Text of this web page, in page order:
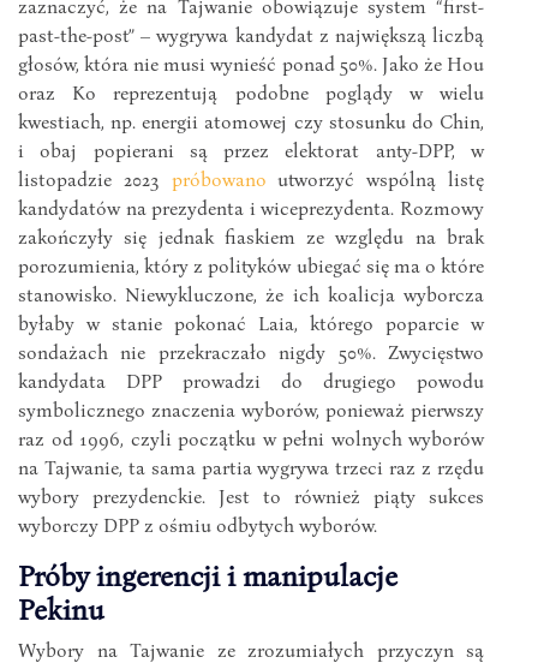
zaznaczyć, że na Tajwanie obowiązuje system “first-
past-the-post” – wygrywa kandydat z największą liczbą
głosów, która nie musi wynieść ponad 50%. Jako że Hou
oraz Ko reprezentują podobne poglądy w wielu
kwestiach, np. energii atomowej czy stosunku do Chin,
i obaj popierani są przez elektorat anty-DPP, w
listopadzie 2023 próbowano utworzyć wspólną listę
kandydatów na prezydenta i wiceprezydenta. Rozmowy
zakończyły się jednak fiaskiem ze względu na brak
porozumienia, który z polityków ubiegać się ma o które
stanowisko. Niewykluczone, że ich koalicja wyborcza
byłaby w stanie pokonać Laia, którego poparcie w
sondażach nie przekraczało nigdy 50%. Zwycięstwo
kandydata DPP prowadzi do drugiego powodu
symbolicznego znaczenia wyborów, ponieważ pierwszy
raz od 1996, czyli początku w pełni wolnych wyborów
na Tajwanie, ta sama partia wygrywa trzeci raz z rzędu
wybory prezydenckie. Jest to również piąty sukces
wyborczy DPP z ośmiu odbytych wyborów.
Próby ingerencji i manipulacje
Pekinu
Wybory na Tajwanie ze zrozumiałych przyczyn są